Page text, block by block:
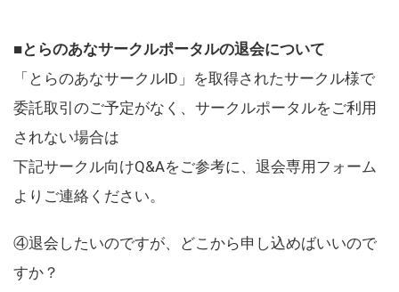
■とらのあなサークルポータルの退会について
「とらのあなサークルID」を取得されたサークル様で
委託取引のご予定がなく、サークルポータルをご利用
されない場合は
下記サークル向けQ&Aをご参考に、退会専用フォーム
よりご連絡ください。
④退会したいのですが、どこから申し込めばいいので
すか？